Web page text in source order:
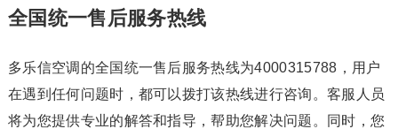
全国统一售后服务热线
多乐信空调的全国统一售后服务热线为4000315788，用户
在遇到任何问题时，都可以拨打该热线进行咨询。客服人员
将为您提供专业的解答和指导，帮助您解决问题。同时，您